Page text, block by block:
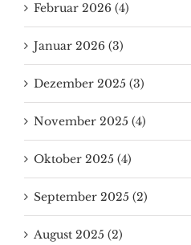
Februar 2026 (4)
Januar 2026 (3)
Dezember 2025 (3)
November 2025 (4)
Oktober 2025 (4)
September 2025 (2)
August 2025 (2)